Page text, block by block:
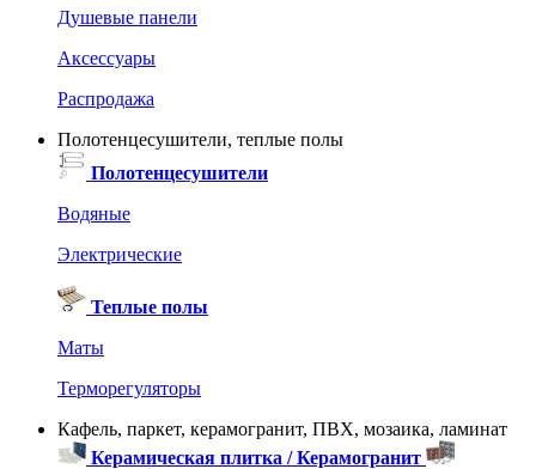
Душевые панели
Аксессуары
Распродажа
Полотенцесушители, теплые полы
Полотенцесушители
Водяные
Электрические
Теплые полы
Маты
Терморегуляторы
Кафель, паркет, керамогранит, ПВХ, мозаика, ламинат
Керамическая плитка / Керамогранит